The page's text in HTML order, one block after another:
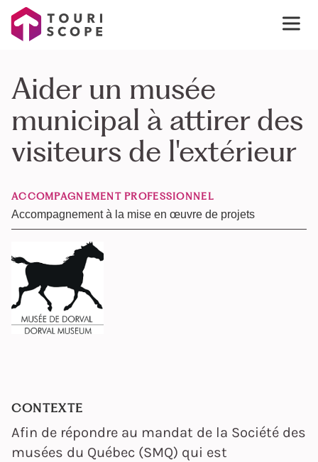
Aider un musée
municipal à attirer des
visiteurs de l'extérieur
ACCOMPAGNEMENT PROFESSIONNEL
Accompagnement à la mise en œuvre de projets
CONTEXTE
Afin de répondre au mandat de la Société des
musées du Québec (SMQ) qui est